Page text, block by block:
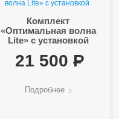
Комплект
«Оптимальная волна
Lite» с установкой
21 500
Подробнее